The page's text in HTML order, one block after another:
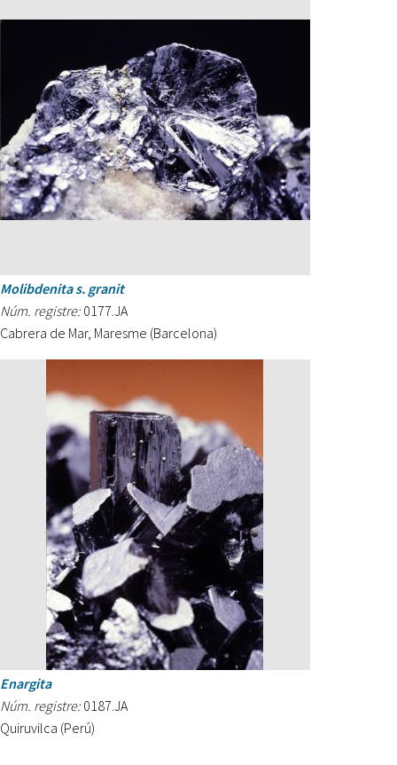
Molibdenita s. granit
Núm. registre: 0177.JA
Cabrera de Mar, Maresme (Barcelona)
Enargita
Núm. registre: 0187.JA
Quiruvilca (Perú)